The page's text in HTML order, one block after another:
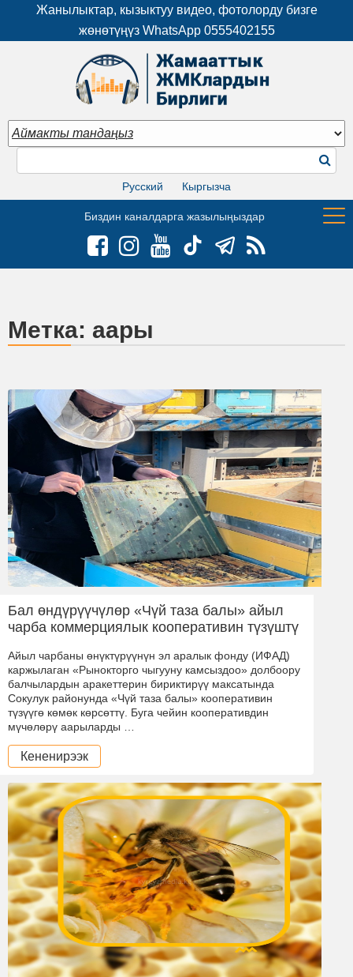
Жанылыктар, кызыктуу видео, фотолорду бизге
жөнөтүңүз WhatsApp 0555402155
Русский Кыргызча
Биздин каналдарга жазылыңыздар
Метка: аары
Бал өндүрүүчүлөр «Чүй таза балы» айыл
чарба коммерциялык кооперативин түзүштү
Айыл чарбаны өнүктүрүүнүн эл аралык фонду (ИФАД)
каржылаган «Рынокторго чыгууну камсыздоо» долбоору
балчылардын аракеттерин бириктирүү максатында
Сокулук районунда «Чүй таза балы» кооперативин
түзүүгө көмөк көрсөттү. Буга чейин кооперативдин
мүчөлөрү аарыларды …
Кененирээк